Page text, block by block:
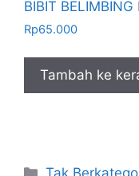
BIBIT
Rp65.000
Tambah ke
Kategori